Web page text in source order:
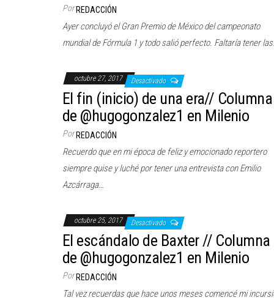
Por REDACCIÓN
Ayer concluyó el Gran Premio de México del campeonato
mundial de Fórmula 1 y todo salió perfecto. Faltaría tener
octubre 27, 2017 Desactivado
El fin (inicio) de una era// Columna
de @hugogonzalez1 en Milenio
Por REDACCIÓN
Recuerdo que en mi época de feliz y emocionado reportero
siempre quise y luché por tener una entrevista con Emilio
Azcárraga…
octubre 25, 2017 Desactivado
El escándalo de Baxter // Columna
de @hugogonzalez1 en Milenio
Por REDACCIÓN
Tal vez recuerdas que hace unos meses comencé mi